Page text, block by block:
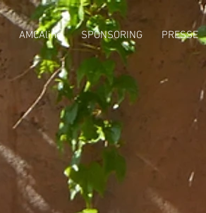
AMCAlino SPONSORING PRESSE